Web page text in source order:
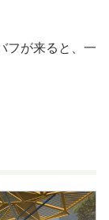
フが来ると、一